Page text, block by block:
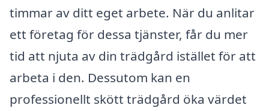
timmar av ditt eget arbete. När du anlitar
ett företag för dessa tjänster, får du mer
tid att njuta av din trädgård istället för att
arbeta i den. Dessutom kan en
professionellt skött trädgård öka värdet